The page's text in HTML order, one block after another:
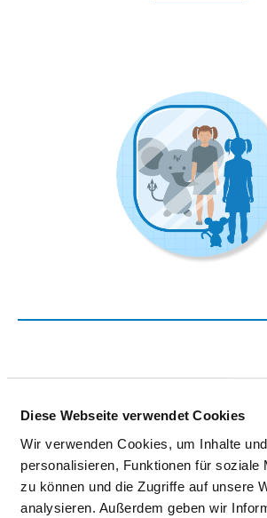
Diese Webseite verwendet Cookies
Wir verwenden Cookies, um Inhalte
personalisieren, Funktionen für soziale
zu können und die Zugriffe auf unsere
analysieren. Außerdem geben wir
KINDER- UND
76889 Klingenmünster
Tel.:06349-900-3000
Mail: